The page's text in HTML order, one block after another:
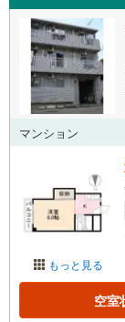
マンション
もっと見る
空室